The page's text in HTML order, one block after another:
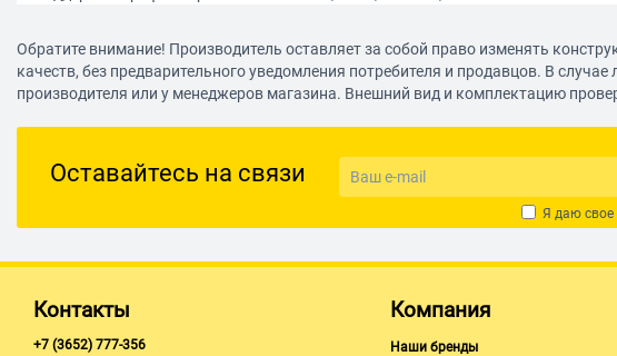
Ответить/закончить разговор: есть
Автоматическое парное соединение: есть
Питание
Тип элементов питания: собственный Li-Pol
Время работы: 18 ч
Время зарядки: 1.1 ч
Особенности
Обратите внимание! Производитель оставляет за собой право изменять
качеств, без предварительного уведомления потребителя и продавцов. В
производителя или у менеджеров магазина. Внешний вид и комплектацию
Оставайтесь на связи
Я даю свое
Контакты
+7 (3652) 777-356
Компания
Наши бренды